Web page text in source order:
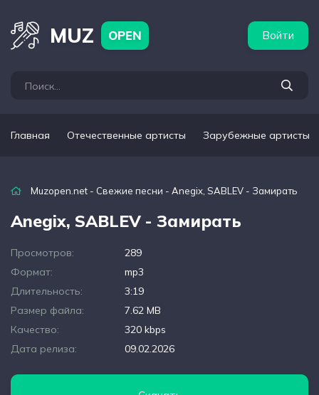
MUZ OPEN Войти
Главная Отечественные артисты Зарубежные артисты
Muzopen.net - Свежие песни - Anegix, SABLEV - Замирать
Anegix, SABLEV - Замирать
Просмотров:
289
Формат:
mp3
Длительность:
3:19
Размер файла:
7.62 MB
Качество:
320 kbps
Дата релиза:
09.02.2026
артисты Популярные подборки